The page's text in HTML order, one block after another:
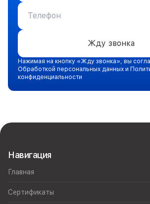
Жду звонка
Нажимая на кнопку «Жду звонка», вы
Обработкой персональных данных и
конфиденциальности
Навигация
Главная
Сертификаты